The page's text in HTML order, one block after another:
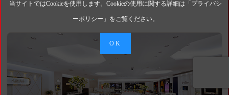
当サイトではCookieを使用します。Cookieの使用に関する詳細は「 プライバシ
ーポリシー 」をご覧ください。
OK